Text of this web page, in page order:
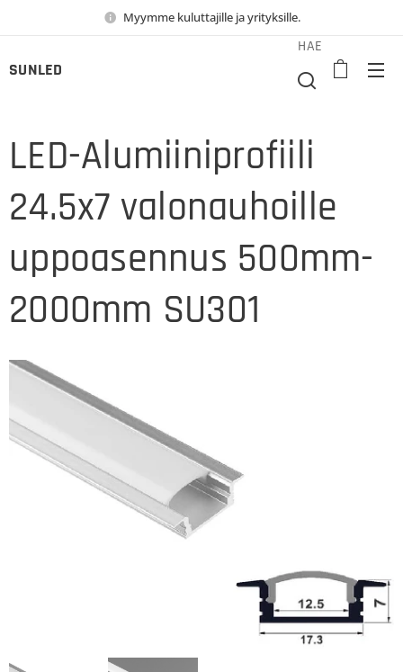
Myymme kuluttajille ja yrityksille.
SUNLED
HAE
LED-Alumiiniprofiili
24.5x7 valonauhoille
uppoasennus 500mm-
2000mm SU301